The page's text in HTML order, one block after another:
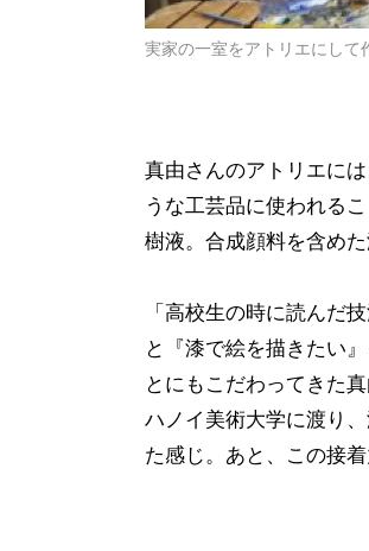
実家の一室をアトリエにして
真由さんのアトリエに
うな工芸品に使われる
樹液。 合成顔料を含め
「高校生の時に読んだ
と『漆で絵を描きたい
とにもこだわってきた
ハノイ美術大学に渡り
た感じ。あと、この接